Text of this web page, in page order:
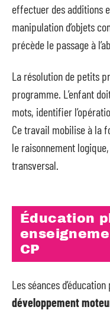
effectuer des additions
manipulation d’objets
précède le passage à
La résolution de petits
programme. L’enfant
mots, identifier
Ce travail mobilise à la
le raisonnement
transversal.
Éducation
CP
Les séances
développement